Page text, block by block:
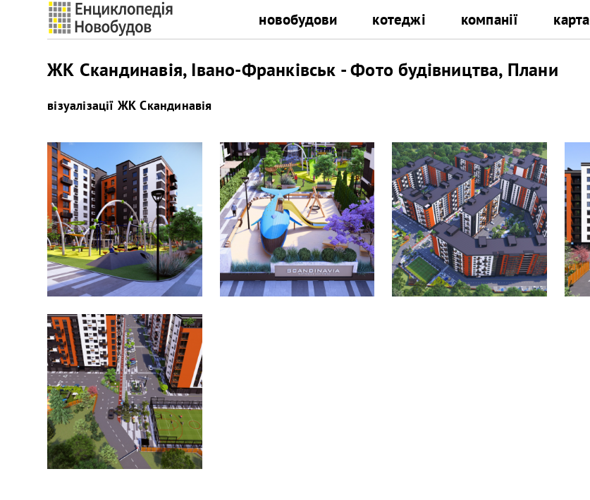
новобудови котеджі компанії карта
ЖК Скандинавія, Івано-Франківськ - Фото будівництва, Плани
візуалізації ЖК Скандинавія